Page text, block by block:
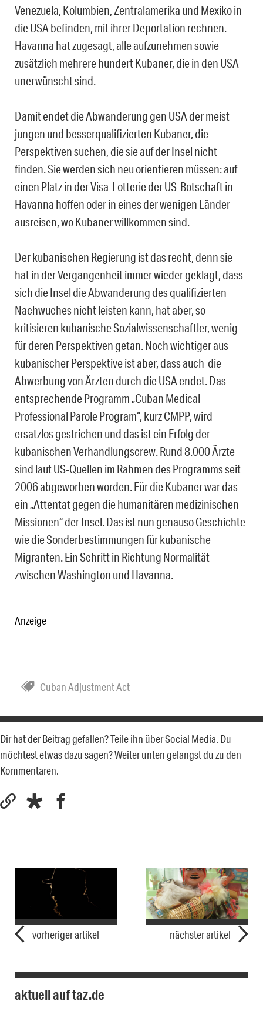
Venezuela, Kolumbien, Zentralamerika und Mexiko in
die USA befinden, mit ihrer Deportation rechnen.
Havanna hat zugesagt, alle aufzunehmen sowie
zusätzlich mehrere hundert Kubaner, die in den USA
unerwünscht sind.
Damit endet die Abwanderung gen USA der meist
jungen und besserqualifizierten Kubaner, die
Perspektiven suchen, die sie auf der Insel nicht
finden. Sie werden sich neu orientieren müssen: auf
einen Platz in der Visa-Lotterie der US-Botschaft in
Havanna hoffen oder in eines der wenigen Länder
ausreisen, wo Kubaner willkommen sind.
Der kubanischen Regierung ist das recht, denn sie
hat in der Vergangenheit immer wieder geklagt, dass
sich die Insel die Abwanderung des qualifizierten
Nachwuches nicht leisten kann, hat aber, so
kritisieren kubanische Sozialwissenschaftler, wenig
für deren Perspektiven getan. Noch wichtiger aus
kubanischer Perspektive ist aber, dass auch die
Abwerbung von Ärzten durch die USA endet. Das
entsprechende Programm „Cuban Medical
Professional Parole Program“, kurz CMPP, wird
ersatzlos gestrichen und das ist ein Erfolg der
kubanischen Verhandlungscrew. Rund 8.000 Ärzte
sind laut US-Quellen im Rahmen des Programms seit
2006 abgeworben worden. Für die Kubaner war das
ein „Attentat gegen die humanitären medizinischen
Missionen“ der Insel. Das ist nun genauso Geschichte
wie die Sonderbestimmungen für kubanische
Migranten. Ein Schritt in Richtung Normalität
zwischen Washington und Havanna.
Anzeige
Cuban Adjustment Act
Dir hat der Beitrag gefallen? Teile ihn über Social Media. Du
möchtest etwas dazu sagen? Weiter unten gelangst du zu den
Kommentaren.
vorheriger artikel nächster artikel
aktuell auf taz.de